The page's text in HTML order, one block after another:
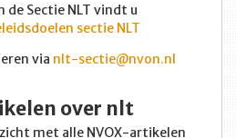
de Sectie NLT vindt u
sectie NLT
via nlt-sectie@nvon.nl
over nlt
met alle NVOX-artikelen